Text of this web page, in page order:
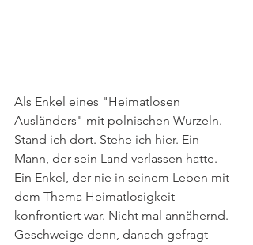
Als Enkel eines "Heimatlosen
Ausländers" mit polnischen Wurzeln.
Stand ich dort. Stehe ich hier. Ein
Mann, der sein Land verlassen hatte.
Ein Enkel, der nie in seinem Leben mit
dem Thema Heimatlosigkeit
konfrontiert war. Nicht mal annähernd.
Geschweige denn, danach gefragt